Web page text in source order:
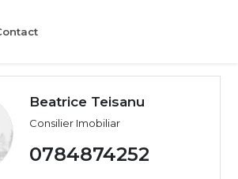
Beatrice Teisanu
Consilier Imobiliar
0784874252